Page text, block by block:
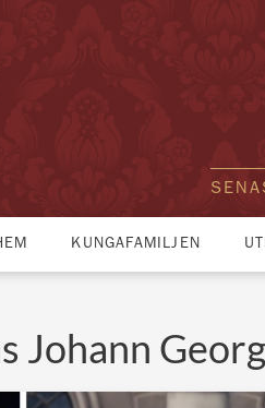
KUNGAFAMILJEN
Johann